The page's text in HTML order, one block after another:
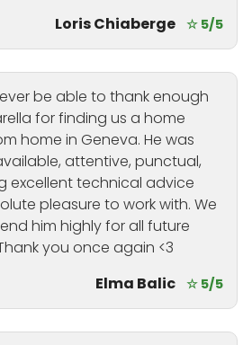
Loris Chiaberge ☆ 5/5
be able to thank enough
for finding us a home
home in Geneva. He was
attentive, punctual,
excellent technical advice
pleasure to work with. We
him highly for all future
you once again <3
Elma Balic ☆ 5/5